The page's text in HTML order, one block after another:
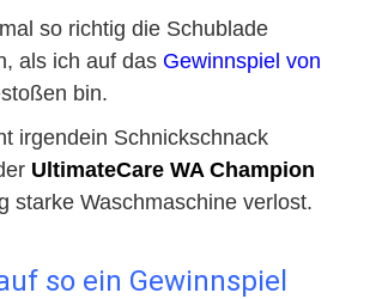
so richtig die Schublade
als ich auf das Gewinnspiel von
bin.
irgendein Schnickschnack
UltimateCare WA Champion
starke Waschmaschine verlost.
so ein Gewinnspiel